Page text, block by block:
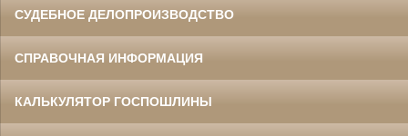
СУДЕБНОЕ ДЕЛОПРОИЗВОДСТВО
СПРАВОЧНАЯ ИНФОРМАЦИЯ
КАЛЬКУЛЯТОР ГОСПОШЛИНЫ